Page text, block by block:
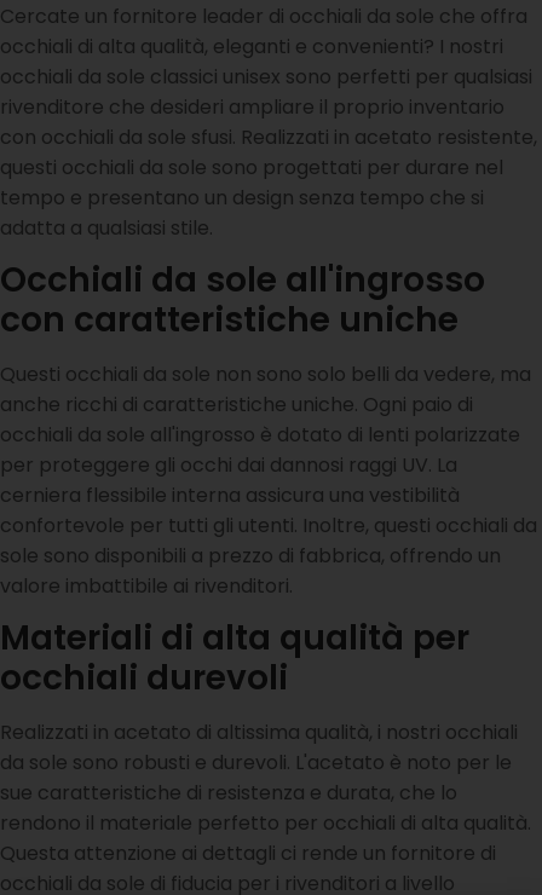
Cercate un fornitore leader di occhiali da sole che offra
occhiali di alta qualità, eleganti e convenienti? I nostri
occhiali da sole classici unisex sono perfetti per qualsiasi
rivenditore che desideri ampliare il proprio inventario
con occhiali da sole sfusi. Realizzati in acetato resistente,
questi occhiali da sole sono progettati per durare nel
tempo e presentano un design senza tempo che si
adatta a qualsiasi stile.
Occhiali da sole all'ingrosso
con caratteristiche uniche
Questi occhiali da sole non sono solo belli da vedere, ma
anche ricchi di caratteristiche uniche. Ogni paio di
occhiali da sole all'ingrosso è dotato di lenti polarizzate
per proteggere gli occhi dai dannosi raggi UV. La
cerniera flessibile interna assicura una vestibilità
confortevole per tutti gli utenti. Inoltre, questi occhiali da
sole sono disponibili a prezzo di fabbrica, offrendo un
valore imbattibile ai rivenditori.
Materiali di alta qualità per
occhiali durevoli
Realizzati in acetato di altissima qualità, i nostri occhiali
da sole sono robusti e durevoli. L'acetato è noto per le
sue caratteristiche di resistenza e durata, che lo
rendono il materiale perfetto per occhiali di alta qualità.
Questa attenzione ai dettagli ci rende un fornitore di
occhiali da sole di fiducia per i rivenditori a livello